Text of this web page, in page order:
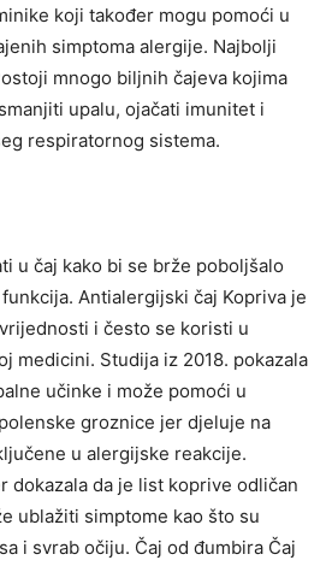
koji također mogu pomoći u
simptoma alergije. Najbolji
mnogo biljnih čajeva kojima
upalu, ojačati imunitet i
respiratornog sistema.
u čaj kako bi se brže poboljšalo
Antialergijski čaj Kopriva je
i često se koristi u
medicini. Studija iz 2018. pokazala
učinke i može pomoći u
groznice jer djeluje na
u alergijske reakcije.
dokazala da je list koprive odličan
ublažiti simptome kao što su
i svrab očiju. Čaj od đumbira Čaj